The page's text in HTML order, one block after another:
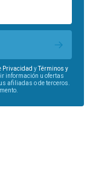
Privacidad y
Términos y
información u ofertas
afiliadas o de terceros.